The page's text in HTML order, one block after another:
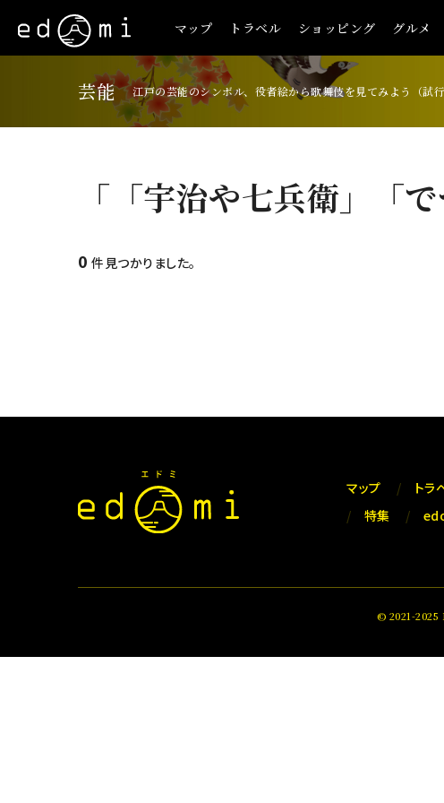
マップ トラベル ショッピング グルメ
芸能 江戸の芸能のシンボル、役者絵から歌舞伎を見てみよう（試行
「「宇治や七兵衛」「
0 件見つかりました。
マップ トラ
特集
© 2021-2025